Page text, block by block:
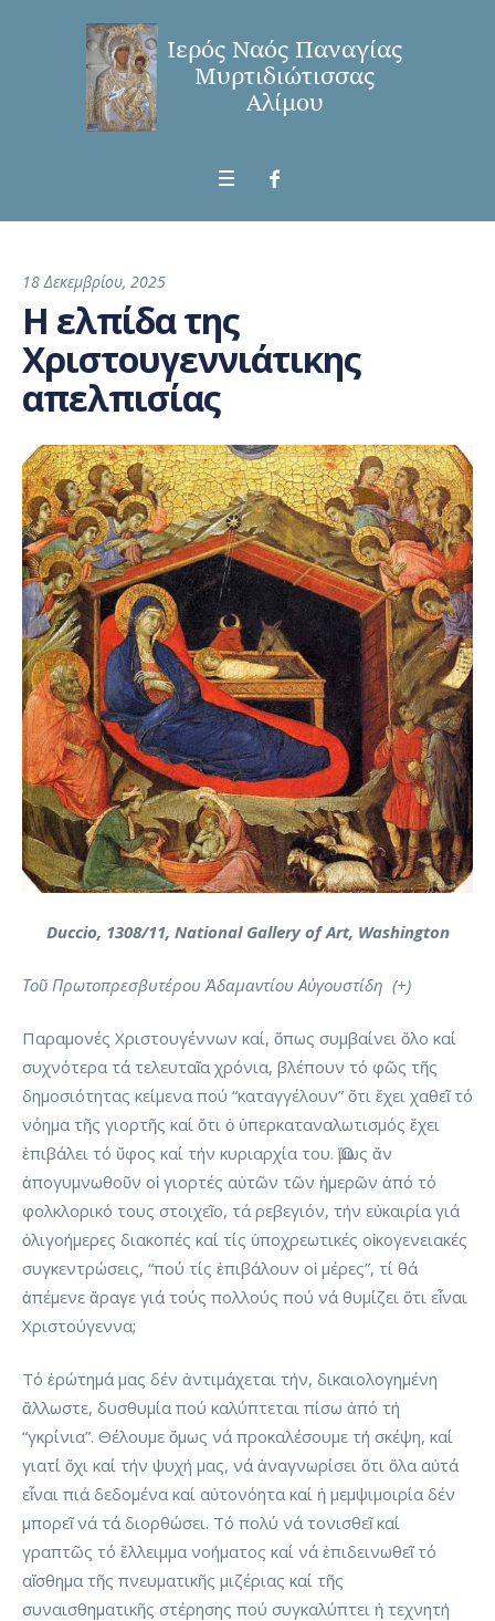
18 Δεκεμβρίου, 2025
Η ελπίδα της
Χριστουγεννιάτικης
απελπισίας
Duccio, 1308/11, National Gallery of Art, Washington
Τοῦ Πρωτοπρεσβυτέρου Ἀδαμαντίου Αὐγουστίδη (+)
Παραμονές Χριστουγέννων καί, ὅπως συμβαίνει ὅλο καί
συχνότερα τά τελευταῖα χρόνια, βλέπουν τό φῶς τῆς
δημοσιότητας κείμενα πού “καταγγέλουν” ὅτι ἔχει χαθεῖ τό
νόημα τῆς γιορτῆς καί ὅτι ὁ ὑπερκαταναλωτισμός ἔχει
ἐπιβάλει τό ὕφος καί τήν κυριαρχία του. Ὅμως ἄν
ἀπογυμνωθοῦν οἱ γιορτές αὐτῶν τῶν ἡμερῶν ἀπό τό
φολκλορικό τους στοιχεῖο, τά ρεβεγιόν, τήν εὐκαιρία γιά
ὀλιγοήμερες διακοπές καί τίς ὑποχρεωτικές οἰκογενειακές
συγκεντρώσεις, “πού τίς ἐπιβάλουν οἱ μέρες”, τί θά
ἀπέμενε ἄραγε γιά τούς πολλούς πού νά θυμίζει ὅτι εἶναι
Χριστούγεννα;
Τό ἐρώτημά μας δέν ἀντιμάχεται τήν, δικαιολογημένη
ἄλλωστε, δυσθυμία πού καλύπτεται πίσω ἀπό τή
“γκρίνια”. Θέλουμε ὅμως νά προκαλέσουμε τή σκέψη, καί
γιατί ὄχι καί τήν ψυχή μας, νά ἀναγνωρίσει ὅτι ὅλα αὐτά
εἶναι πιά δεδομένα καί αὐτονόητα καί ἡ μεμψιμοιρία δέν
μπορεῖ νά τά διορθώσει. Τό πολύ νά τονισθεῖ καί
γραπτῶς τό ἔλλειμμα νοήματος καί νά ἐπιδεινωθεῖ τό
αἴσθημα τῆς πνευματικῆς μιζέριας καί τῆς
συναισθηματικῆς στέρησης πού συγκαλύπτει ἡ τεχνητή